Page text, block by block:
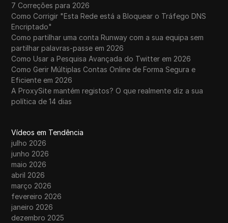
7 Correções para 2026
Como Corrigir "Esta Rede está a Bloquear o Tráfego DNS
Encriptado"
Como partilhar uma conta Runway com a sua equipa sem
partilhar palavras-passe em 2026
Como Usar a Pesquisa Avançada do Twitter em 2026
Como Gerir Múltiplas Contas Online de Forma Segura e
Eficiente em 2026
A ProxySite mantém registos? O que realmente diz a sua
política de 14 dias
Vídeos em Tendência
julho 2026
junho 2026
maio 2026
abril 2026
março 2026
fevereiro 2026
janeiro 2026
dezembro 2025